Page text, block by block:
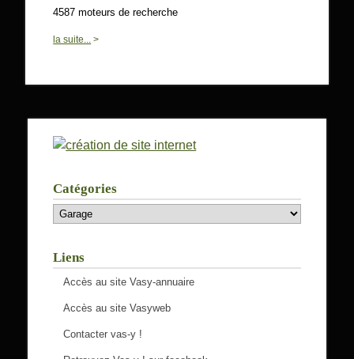
4587 moteurs de recherche
la suite... >
Catégories
Catégories
Liens
Accès au site Vasy-annuaire
Accès au site Vasyweb
Contacter vas-y !